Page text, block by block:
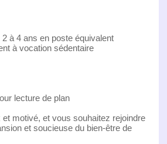
à 4 ans en poste équivalent
à vocation sédentaire
lecture de plan
motivé, et vous souhaitez rejoindre
et soucieuse du bien-être de